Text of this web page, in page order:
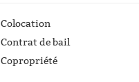
Colocation
Contrat de bail
Copropriété